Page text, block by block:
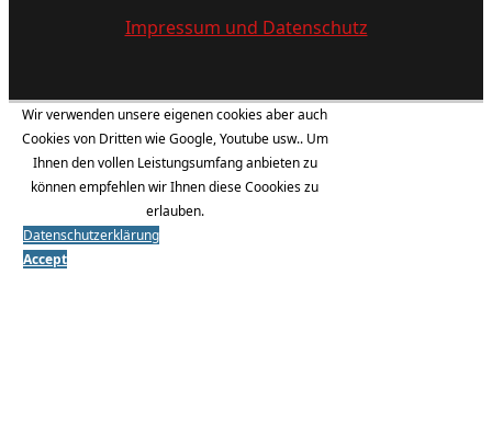
Impressum und Datenschutz
Wir verwenden unsere eigenen cookies aber auch
Cookies von Dritten wie Google, Youtube usw.. Um
Ihnen den vollen Leistungsumfang anbieten zu
können empfehlen wir Ihnen diese Coookies zu
erlauben.
Datenschutzerklärung
Accept